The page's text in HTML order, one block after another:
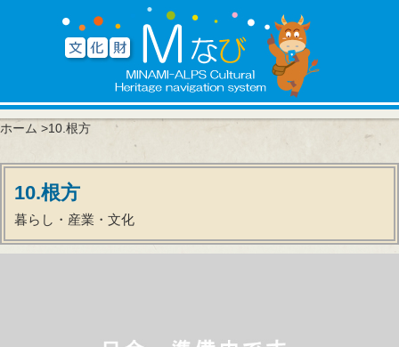
ホーム >10.根方
10.根方
暮らし・産業・文化